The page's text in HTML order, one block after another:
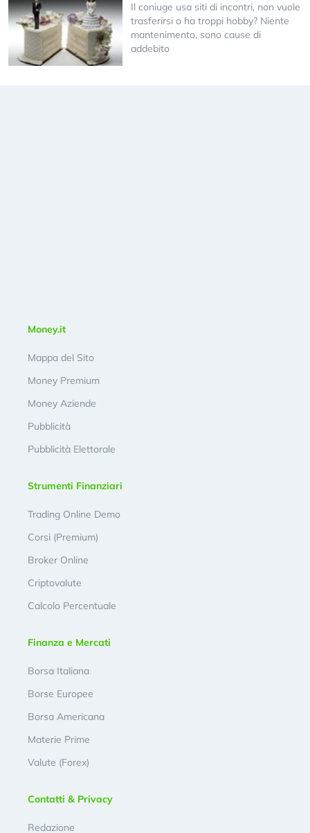
Il coniuge usa siti di incontri, non vuole
trasferirsi o ha troppi hobby? Niente
mantenimento, sono cause di
addebito
Money.it
Mappa del Sito
Money Premium
Money Aziende
Pubblicità
Pubblicità Elettorale
Strumenti Finanziari
Trading Online Demo
Corsi (Premium)
Broker Online
Criptovalute
Calcolo Percentuale
Finanza e Mercati
Borsa Italiana
Borse Europee
Borsa Americana
Materie Prime
Valute (Forex)
Contatti & Privacy
Redazione